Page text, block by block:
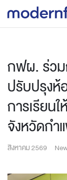
กฟผ. ร่ว
ปรับปรุง
การเรียน
จังหวัดกำ
สิงหาคม 2569